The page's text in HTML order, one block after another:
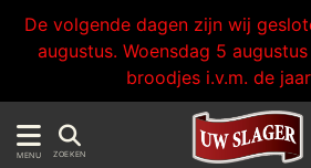
De volgende dagen zijn wij
augustus. Woensdag 5
broodjes i.v.m. de
MENU ZOEKEN